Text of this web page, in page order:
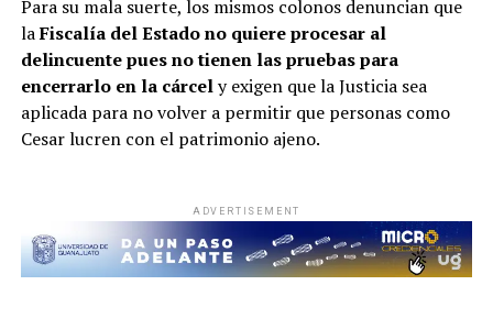
Para su mala suerte, los mismos colonos denuncian que
laFiscalía del Estado no quiere procesar al
delincuente pues no tienen las pruebas para
encerrarlo en la cárcely exigen que la Justicia sea
aplicada para no volver a permitir que personas como
Cesar lucren con el patrimonio ajeno.
ADVERTISEMENT